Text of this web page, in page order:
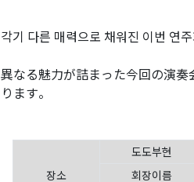
각기 다른 매력으로 채워진 이번 연
異なる魅力が詰まった今回の演
ります。
장소
도도부현
회장이름